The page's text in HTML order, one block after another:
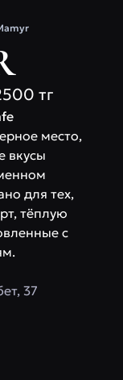
тг
место,
вкусы
для тех,
тёплую
с
37